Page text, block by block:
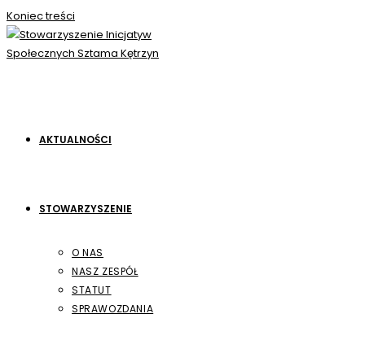
Koniec treści
AKTUALNOŚCI
STOWARZYSZENIE
O NAS
NASZ ZESPÓŁ
STATUT
SPRAWOZDANIA